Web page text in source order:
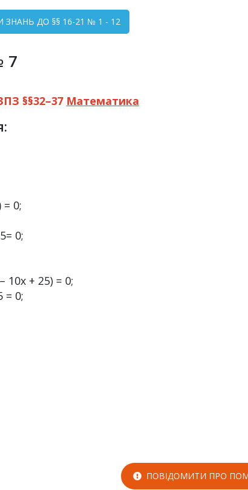
ЗНАНЬ ДО §§ 16-21 № 1 - 12
7
§§32–37 Математика
= 0;
0;
– 10x + 25) = 0;
= 0;
ПОВІДОМИТИ ПРО